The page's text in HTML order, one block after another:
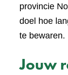
provincie
doel hoe
te bewaren.
Jouw